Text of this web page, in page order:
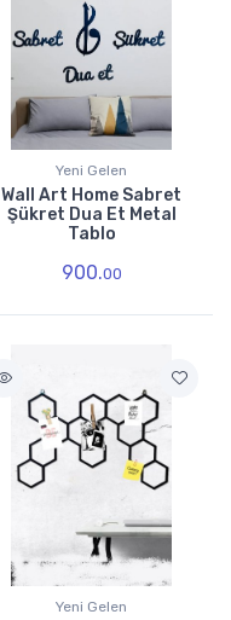
Yeni Gelen
Wall Art Home Sabret
Şükret Dua Et Metal
Tablo
900.00
Yeni Gelen